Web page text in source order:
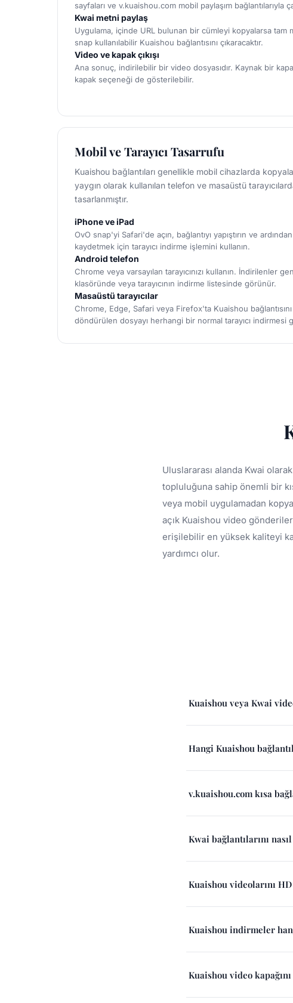
sayfaları ve v.kuaishou.com mobil paylaşım bağlantılarıyla
Kwai metni paylaş
Uygulama, içinde URL bulunan bir cümleyi kopyalarsa tam
snap kullanılabilir Kuaishou bağlantısını çıkaracaktır.
Video ve kapak çıkışı
Ana sonuç, indirilebilir bir video dosyasıdır. Kaynak bir
kapak seçeneği de gösterilebilir.
Mobil ve Tarayıcı Tasarrufu
Kuaishou bağlantıları genellikle mobil cihazlarda
yaygın olarak kullanılan telefon ve masaüstü
tasarlanmıştır.
iPhone ve iPad
OvO snap'yi Safari'de açın, bağlantıyı yapıştırın ve
kaydetmek için tarayıcı indirme işlemini kullanın.
Android telefon
Chrome veya varsayılan tarayıcınızı kullanın. İndirilenler
klasöründe veya tarayıcının indirme listesinde görünür.
Masaüstü tarayıcılar
Chrome, Edge, Safari veya Firefox'ta Kuaishou bağlantısını
döndürülen dosyayı herhangi bir normal tarayıcı indirmesi
Uluslararası alanda Kwai
topluluğuna sahip önemli bir
veya mobil uygulamadan
açık Kuaishou video
erişilebilir en yüksek kaliteyi
yardımcı olur.
Kuaishou veya Kwai
Hangi Kuaishou
v.kuaishou.com kısa
Kwai bağlantılarını
Kuaishou videolarını
Kuaishou indirmeler
Kuaishou video